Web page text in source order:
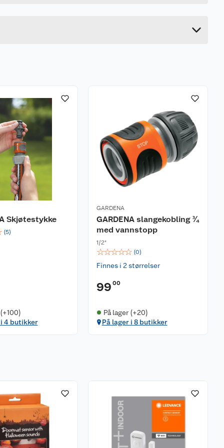
Skjøtestykke
(5)
i 4 butikker
GARDENA
GARDENA slangekobling ¾
med vannstopp
1/2"
☆☆☆☆☆ (0)
Finnes i 2 størrelser
99 00
På lager (+20)
På lager i 8 butikker